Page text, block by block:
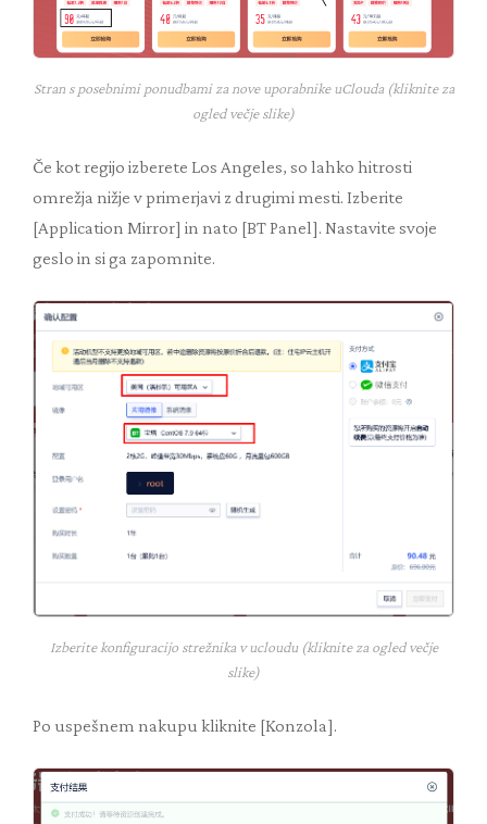
Stran s posebnimi ponudbami za nove uporabnike uClouda (kliknite za
ogled večje slike)
Če kot regijo izberete Los Angeles, so lahko hitrosti
omrežja nižje v primerjavi z drugimi mesti. Izberite
[Application Mirror] in nato [BT Panel]. Nastavite svoje
geslo in si ga zapomnite.
Izberite konfiguracijo strežnika v ucloudu (kliknite za ogled večje
slike)
Po uspešnem nakupu kliknite [Konzola].